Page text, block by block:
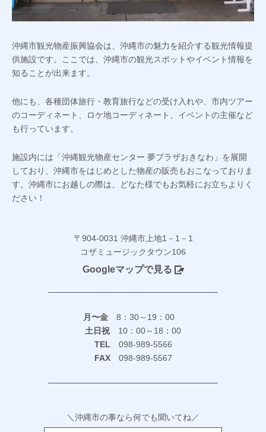
沖縄市観光物産振興協会は、沖縄市の魅力を紹介する観光情報提
供施設です。ここでは、沖縄市の観光スポットやイベント情報を
知ることが出来ます。
他にも、各種団体旅行・教育旅行などの受け入れや、市内ツアー
のコーディネート、ロケ地コーディネート、イベントの主催など
も行っています。
施設内には「沖縄観光物産センター 夢プラザおきなわ」を展開
しており、沖縄市をはじめとした物産の販売もおこなっておりま
す。沖縄市にお越しの際は、どなた様でもお気軽にお立ちよりく
ださい！
〒904-0031 沖縄市上地1－1－1
コザミュージックタウン106
Googleマップで見る
月〜金 8：30～19：00
土日祝10：00～18：00
TEL 098-989-5566
FAX098-989-5567
＼沖縄市の事なら何でも聞いてね／